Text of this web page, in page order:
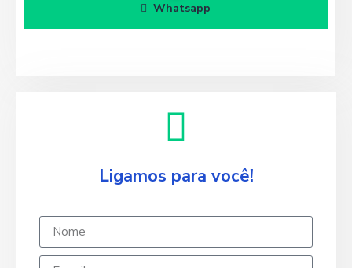
Whatsapp
Ligamos para você!